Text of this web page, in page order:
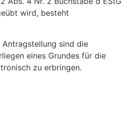
wird, besteht
sind die
eines Grundes für die
zu erbringen.